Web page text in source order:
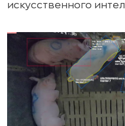
искусственного